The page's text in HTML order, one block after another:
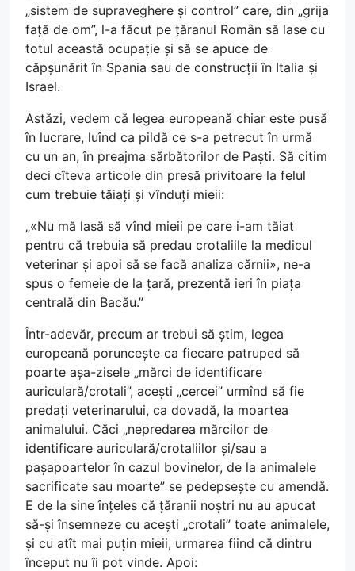
„sistem de supraveghere și control” care, din „grija
față de om”, l-a făcut pe țăranul Român să lase cu
totul această ocupație și să se apuce de
căpșunărit în Spania sau de construcții în Italia și
Israel.
Astăzi, vedem că legea europeană chiar este pusă
în lucrare, luînd ca pildă ce s-a petrecut în urmă
cu un an, în preajma sărbătorilor de Paști. Să citim
deci cîteva articole din presă privitoare la felul
cum trebuie tăiați și vînduți mieii:
„«Nu mă lasă să vînd mieii pe care i-am tăiat
pentru că trebuia să predau crotaliile la medicul
veterinar și apoi să se facă analiza cărnii», ne-a
spus o femeie de la țară, prezentă ieri în piața
centrală din Bacău.”
Într-adevăr, precum ar trebui să știm, legea
europeană poruncește ca fiecare patruped să
poarte așa-zisele „mărci de identificare
auriculară/crotali”, acești „cercei” urmînd să fie
predați veterinarului, ca dovadă, la moartea
animalului. Căci „nepredarea mărcilor de
identificare auriculară/crotaliilor și/sau a
pașapoartelor în cazul bovinelor, de la animalele
sacrificate sau moarte” se pedepsește cu amendă.
E de la sine înțeles că țăranii noștri nu au apucat
să-și însemneze cu acești „crotali” toate animalele,
și cu atît mai puțin mieii, urmarea fiind că dintru
început nu îi pot vinde. Apoi: